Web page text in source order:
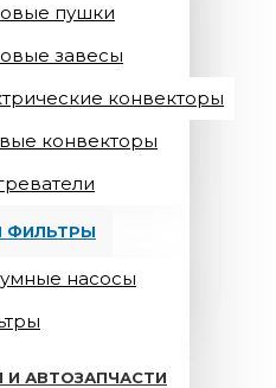
пушки
завесы
конвекторы
конвекторы
ФИЛЬТРЫ
насосы
АВТОЗАПЧАСТИ